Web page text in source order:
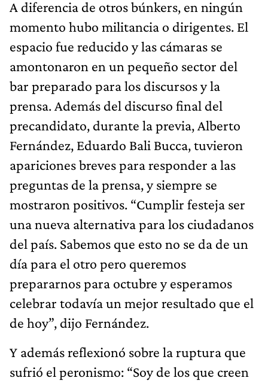
A diferencia de otros búnkers, en ningún
momento hubo militancia o dirigentes. El
espacio fue reducido y las cámaras se
amontonaron en un pequeño sector del
bar preparado para los discursos y la
prensa. Además del discurso final del
precandidato, durante la previa, Alberto
Fernández, Eduardo Bali Bucca, tuvieron
apariciones breves para responder a las
preguntas de la prensa, y siempre se
mostraron positivos. “Cumplir festeja ser
una nueva alternativa para los ciudadanos
del país. Sabemos que esto no se da de un
día para el otro pero queremos
prepararnos para octubre y esperamos
celebrar todavía un mejor resultado que el
de hoy”, dijo Fernández.
Y además reflexionó sobre la ruptura que
sufrió el peronismo: “Soy de los que creen